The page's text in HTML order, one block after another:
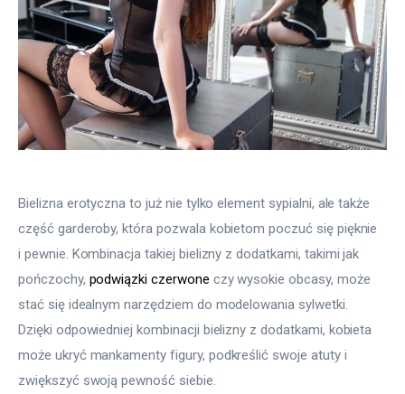
Bielizna erotyczna to już nie tylko element sypialni, ale także
część garderoby, która pozwala kobietom poczuć się pięknie
i pewnie. Kombinacja takiej bielizny z dodatkami, takimi jak
pończochy, podwiązki czerwone czy wysokie obcasy, może
stać się idealnym narzędziem do modelowania sylwetki.
Dzięki odpowiedniej kombinacji bielizny z dodatkami, kobieta
może ukryć mankamenty figury, podkreślić swoje atuty i
zwiększyć swoją pewność siebie.